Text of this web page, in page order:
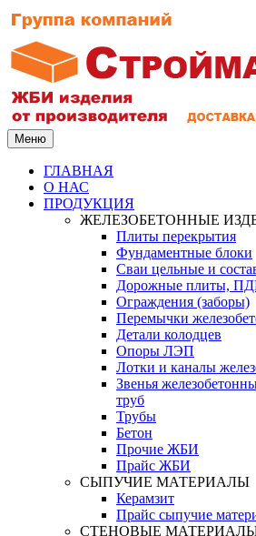
Меню
ГЛАВНАЯ
О НАС
ПРОДУКЦИЯ
ЖЕЛЕЗОБЕТОННЫЕ
Плиты перекрытия
Фундаментные блоки
Сваи цельные и
Дорожные плиты,
Ограждения (заборы)
Перемычки
Детали колодцев
Опоры ЛЭП
Лотки и каналы
Звенья
труб
Трубы
Бетон
Прочие ЖБИ
Прайс ЖБИ
СЫПУЧИЕ МАТЕРИАЛЫ
Керамзит
Прайс сыпучие
СТЕНОВЫЕ